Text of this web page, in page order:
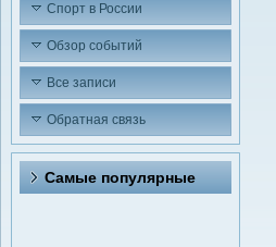
Спорт в России
Обзор событий
Все записи
Обратная связь
Самые популярные